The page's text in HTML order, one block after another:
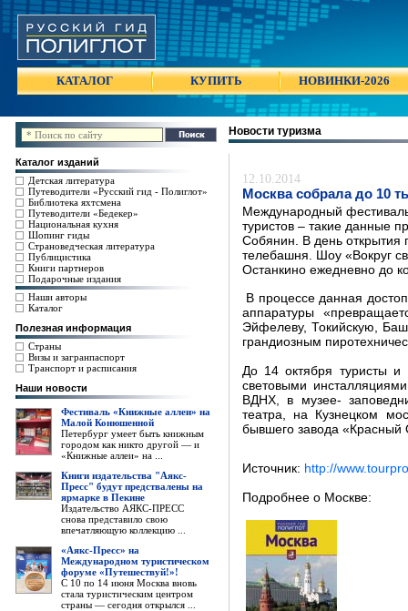
КАТАЛОГ КУПИТЬ НОВИНКИ-2026
Каталог изданий
Детская литература
Путеводители «Русский гид - Полиглот»
Библиотека яхтсмена
Путеводители «Бедекер»
Национальная кухня
Шопинг гиды
Страноведческая литература
Публицистика
Книги партнеров
Подарочные издания
Наши авторы
Каталог
Полезная информация
Страны
Визы и загранпаспорт
Транспорт и расписания
Наши новости
Фестиваль «Книжные аллеи» на
Малой Конюшенной
Петербург умеет быть книжным
городом как никто другой — и
«Книжные аллеи» на ...
Книги издательства "Аякс-
Пресс" будут предствалены на
ярмарке в Пекине
Издательство АЯКС-ПРЕСС
снова представило свою
впечатляющую коллекцию ...
«Аякс-Пресс» на
Международном туристическом
форуме «Путешествуй!»!
С 10 по 14 июня Москва вновь
стала туристическим центром
страны — сегодня открылся ...
Новости туризма
12.10.2014
Москва собрала до 10
Международный
туристов – такие данные
Собянин. В день открытия
телебашня. Шоу «Вокруг
Останкино ежедневно до
В процессе данная
аппаратуры
Эйфелеву, Токийскую,
грандиозным
До 14 октября туристы и
световыми
ВДНХ, в музее-
театра, на Кузнецком
бывшего завода «Красный
Источник: http://
Подробнее о Москве: